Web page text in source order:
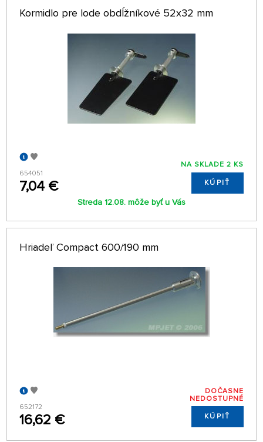
Kormidlo pre lode obdĺžníkové 52x32 mm
654051
7,04 €
NA SKLADE 2 KS
KÚPIŤ
Streda 12.08. môže byť u Vás
Hriadeľ Compact 600/190 mm
652172
16,62 €
DOČASNE
NEDOSTUPNÉ
KÚPIŤ